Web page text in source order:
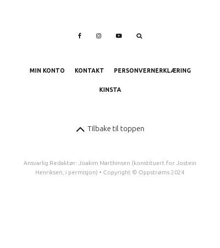
MIN KONTO KONTAKT PERSONVERNERKLÆRING
KINSTA
Tilbake til toppen
Ansvarlig Redaktør: Joakim Marthinsen (konstituert for Jostein
Henriksen, i permisjon) • Copyright © Oppstrøms 2024